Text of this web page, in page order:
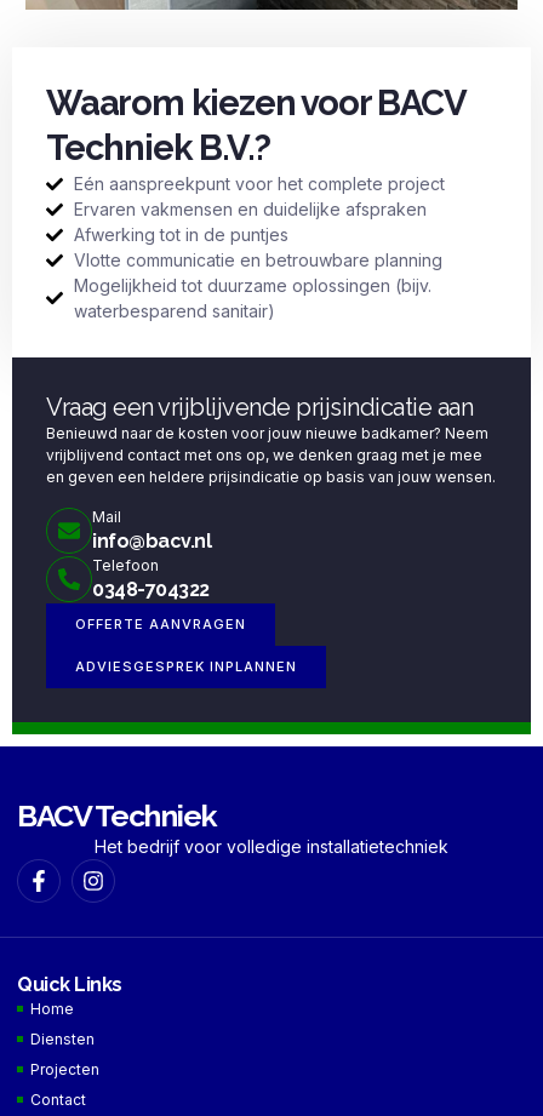
Waarom kiezen voor BACV
Techniek B.V.?
Eén aanspreekpunt voor het complete project
Ervaren vakmensen en duidelijke afspraken
Afwerking tot in de puntjes
Vlotte communicatie en betrouwbare planning
Mogelijkheid tot duurzame oplossingen (bijv.
waterbesparend sanitair)
Vraag een vrijblijvende prijsindicatie aan
Benieuwd naar de kosten voor jouw nieuwe badkamer? Neem
vrijblijvend contact met ons op, we denken graag met je mee
en geven een heldere prijsindicatie op basis van jouw wensen.
Mail
info@bacv.nl
Telefoon
0348-704322
OFFERTE AANVRAGEN
ADVIESGESPREK INPLANNEN
BACV Techniek
Het bedrijf voor volledige installatietechniek
Quick Links
Home
Diensten
Projecten
Contact